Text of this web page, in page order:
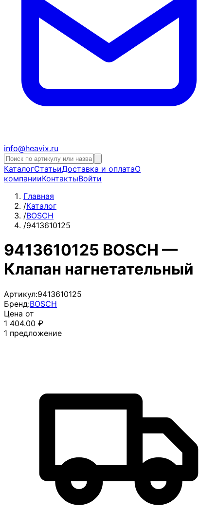
info@heavix.ru
КаталогСтатьиДоставка и оплатаО
компанииКонтактыВойти
Главная
/Каталог
/BOSCH
/9413610125
9413610125 BOSCH —
Клапан нагнетательный
Артикул:9413610125
Бренд:BOSCH
Цена от
1 404.00 ₽
1 предложение